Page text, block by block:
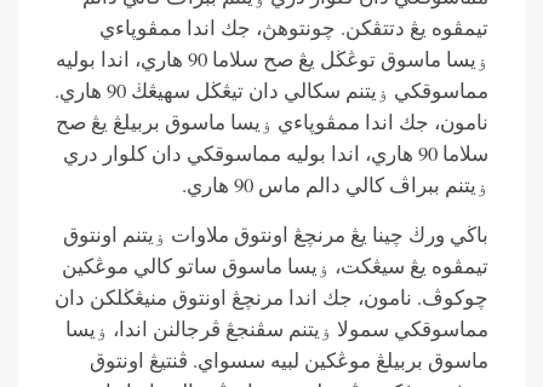
تيمڤوه يڠ دتتڤكن. چونتوهڽ، جك اندا ممڤوڽاءي
ۏيسا ماسوق توڠڬل يڠ صح سلاما 90 هاري، اندا بوليه
مماسوقكي ۏيتنم سكالي دان تيڠڬل سهيڠڬ 90 هاري.
نامون، جك اندا ممڤوڽاءي ۏيسا ماسوق بربيلڠ يڠ صح
سلاما 90 هاري، اندا بوليه مماسوقكي دان كلوار دري
ۏيتنم ببراڤ كالي دالم ماس 90 هاري.
باڬي ورڬ چينا يڠ مرنچڠ اونتوق ملاوات ۏيتنم اونتوق
تيمڤوه يڠ سيڠكت، ۏيسا ماسوق ساتو كالي موڠكين
چوكوڤ. نامون، جك اندا مرنچڠ اونتوق منيڠڬلكن دان
مماسوقكي سمولا ۏيتنم سڤنجڠ ڤرجالنن اندا، ۏيسا
ماسوق بربيلڠ موڠكين لبيه سسواي. ڤنتيڠ اونتوق